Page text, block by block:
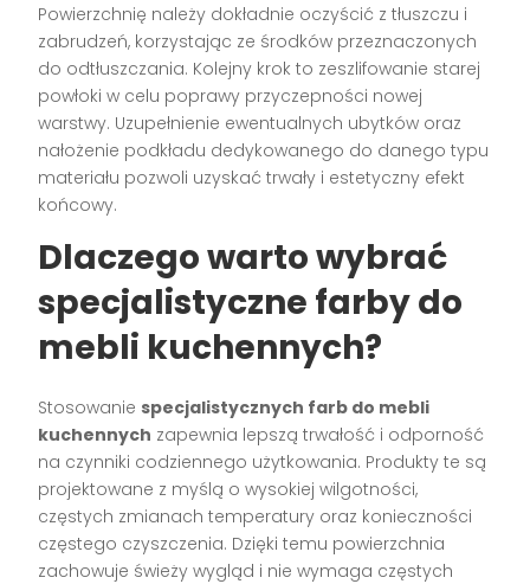
Powierzchnię należy dokładnie oczyścić z tłuszczu i
zabrudzeń, korzystając ze środków przeznaczonych
do odtłuszczania. Kolejny krok to zeszlifowanie starej
powłoki w celu poprawy przyczepności nowej
warstwy. Uzupełnienie ewentualnych ubytków oraz
nałożenie podkładu dedykowanego do danego typu
materiału pozwoli uzyskać trwały i estetyczny efekt
końcowy.
Dlaczego warto wybrać
specjalistyczne farby do
mebli kuchennych?
Stosowanie specjalistycznych farb do mebli
kuchennych zapewnia lepszą trwałość i odporność
na czynniki codziennego użytkowania. Produkty te są
projektowane z myślą o wysokiej wilgotności,
częstych zmianach temperatury oraz konieczności
częstego czyszczenia. Dzięki temu powierzchnia
zachowuje świeży wygląd i nie wymaga częstych